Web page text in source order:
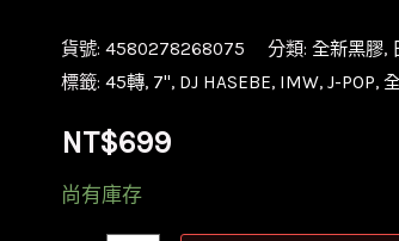
貨號:4580278268075 分類:全新黑膠,
標籤:45轉, 7'', DJ HASEBE, IMW,J-POP,
NT$699
尚有庫存